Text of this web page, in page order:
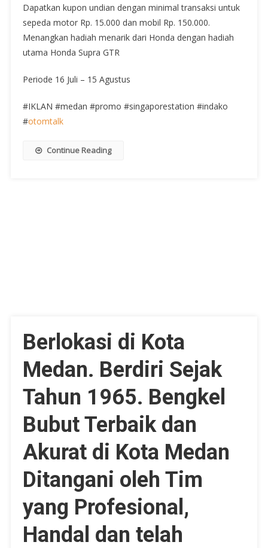
Dapatkan kupon undian dengan minimal transaksi untuk
sepeda motor Rp. 15.000 dan mobil Rp. 150.000.
Menangkan hadiah menarik dari Honda dengan hadiah
utama Honda Supra GTR
Periode 16 Juli – 15 Agustus
#IKLAN #medan #promo #singaporestation #indako
#otomtalk
Continue Reading
Berlokasi di Kota
Medan. Berdiri Sejak
Tahun 1965. Bengkel
Bubut Terbaik dan
Akurat di Kota Medan
Ditangani oleh Tim
yang Profesional,
Handal dan telah